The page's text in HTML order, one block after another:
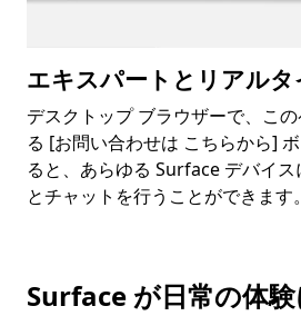
エキスパートとリアル
デスクトップ ブラウザーで、こ
る [お問い合わせは こちらから]
ると、あらゆる Surface デバイ
とチャットを行うことができます。
Surface が日常の体